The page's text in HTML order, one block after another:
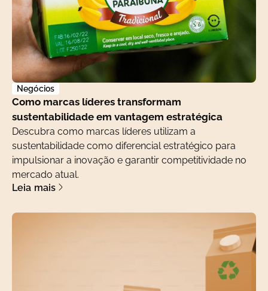
Negócios
Como marcas líderes transformam
sustentabilidade em vantagem estratégica
Descubra como marcas líderes utilizam a
sustentabilidade como diferencial estratégico para
impulsionar a inovação e garantir competitividade no
mercado atual.
Leia mais